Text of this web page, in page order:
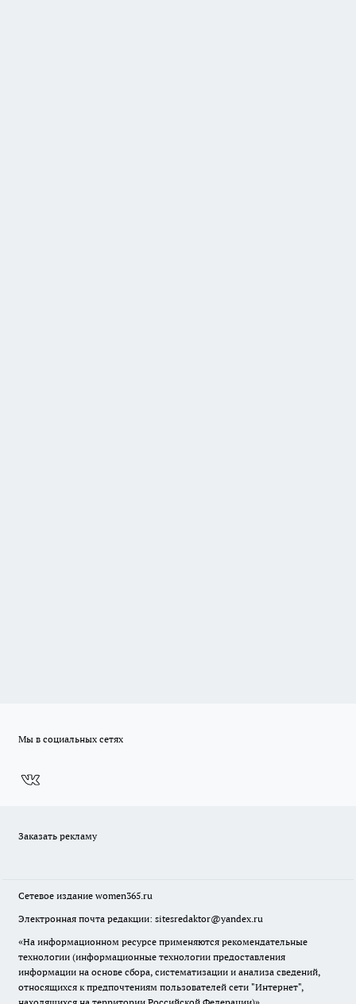
Мы в социальных сетях
Заказать рекламу
Сетевое издание women365.ru
Электронная почта редакции: sitesredaktor@yandex.ru
«На информационном ресурсе применяются рекомендательные
технологии (информационные технологии предоставления
информации на основе сбора, систематизации и анализа сведений,
относящихся к предпочтениям пользователей сети "Интернет",